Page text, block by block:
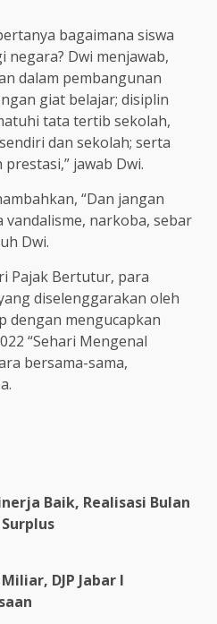
bagaimana siswa
negara? Dwi menjawab,
dalam pembangunan
giat belajar; disiplin
tata tertib sekolah,
dan sekolah; serta
jawab Dwi.
“Dan jangan
vandalisme, narkoba, sebar
Dwi.
Pajak Bertutur, para
diselenggarakan oleh
dengan mengucapkan
“Sehari Mengenal
bersama-sama,
Baik, Realisasi Bulan
DJP Jabar I